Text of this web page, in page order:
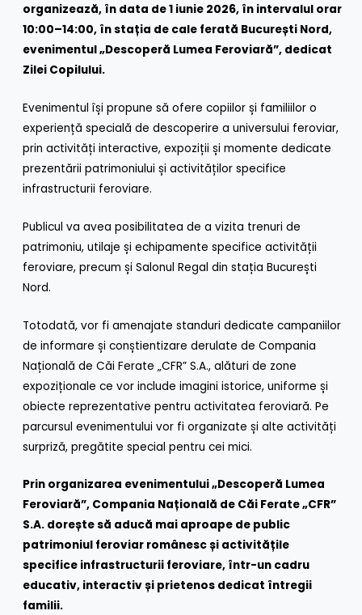
organizează, în data de 1 iunie 2026, în intervalul orar
10:00–14:00, în stația de cale ferată București Nord,
evenimentul „Descoperă Lumea Feroviară”, dedicat
Zilei Copilului.
Evenimentul își propune să ofere copiilor și familiilor o
experiență specială de descoperire a universului feroviar,
prin activități interactive, expoziții și momente dedicate
prezentării patrimoniului și activităților specifice
infrastructurii feroviare.
Publicul va avea posibilitatea de a vizita trenuri de
patrimoniu, utilaje și echipamente specifice activității
feroviare, precum și Salonul Regal din stația București
Nord.
Totodată, vor fi amenajate standuri dedicate campaniilor
de informare și conștientizare derulate de Compania
Națională de Căi Ferate „CFR” S.A., alături de zone
expoziționale ce vor include imagini istorice, uniforme și
obiecte reprezentative pentru activitatea feroviară. Pe
parcursul evenimentului vor fi organizate și alte activități
surpriză, pregătite special pentru cei mici.
Prin organizarea evenimentului „Descoperă Lumea
Feroviară”, Compania Națională de Căi Ferate „CFR”
S.A. dorește să aducă mai aproape de public
patrimoniul feroviar românesc și activitățile
specifice infrastructurii feroviare, într-un cadru
educativ, interactiv și prietenos dedicat întregii
familii.